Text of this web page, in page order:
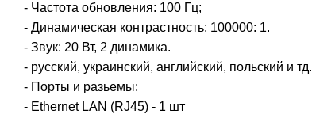
- Частота обновления: 100 Гц;
- Динамическая контрастность: 100000: 1.
- Звук: 20 Вт, 2 динамика.
- русский, украинский, английский, польский и тд.
- Порты и рaзьeмы:
- Ethеrnet LAN (RJ45) - 1 шт